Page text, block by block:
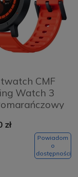
CMF
Watch 3
zł
Powiadom
o
dostępności